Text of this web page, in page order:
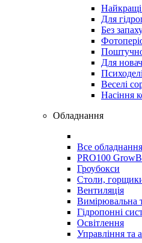
Для
Без
Для
Веселі
Насіння
Обладнання
Все обладнання
PRO100
Гроубокси
Столи,
Вентиляція
Вимірювальна
Гідропонні
Освітлення
Управління та